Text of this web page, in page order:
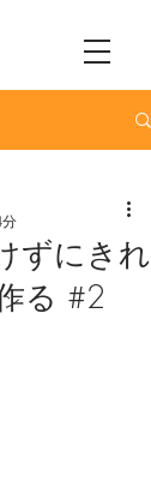
ずにきれ
る #2